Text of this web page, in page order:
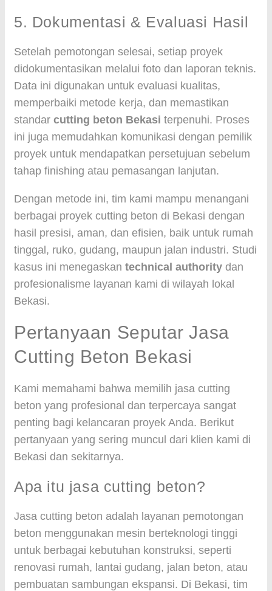
5. Dokumentasi & Evaluasi Hasil
Setelah pemotongan selesai, setiap proyek
didokumentasikan melalui foto dan laporan teknis.
Data ini digunakan untuk evaluasi kualitas,
memperbaiki metode kerja, dan memastikan
standar cutting beton Bekasi terpenuhi. Proses
ini juga memudahkan komunikasi dengan pemilik
proyek untuk mendapatkan persetujuan sebelum
tahap finishing atau pemasangan lanjutan.
Dengan metode ini, tim kami mampu menangani
berbagai proyek cutting beton di Bekasi dengan
hasil presisi, aman, dan efisien, baik untuk rumah
tinggal, ruko, gudang, maupun jalan industri. Studi
kasus ini menegaskan technical authority dan
profesionalisme layanan kami di wilayah lokal
Bekasi.
Pertanyaan Seputar Jasa
Cutting Beton Bekasi
Kami memahami bahwa memilih jasa cutting
beton yang profesional dan terpercaya sangat
penting bagi kelancaran proyek Anda. Berikut
pertanyaan yang sering muncul dari klien kami di
Bekasi dan sekitarnya.
Apa itu jasa cutting beton?
Jasa cutting beton adalah layanan pemotongan
beton menggunakan mesin berteknologi tinggi
untuk berbagai kebutuhan konstruksi, seperti
renovasi rumah, lantai gudang, jalan beton, atau
pembuatan sambungan ekspansi. Di Bekasi, tim